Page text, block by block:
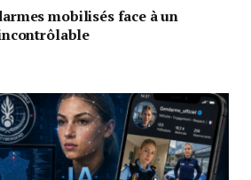
mobilisés face à un